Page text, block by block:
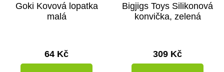
Goki Kovová lopatka
malá
64 Kč
Bigjigs Toys Silikonová
konvička, zelená
309 Kč